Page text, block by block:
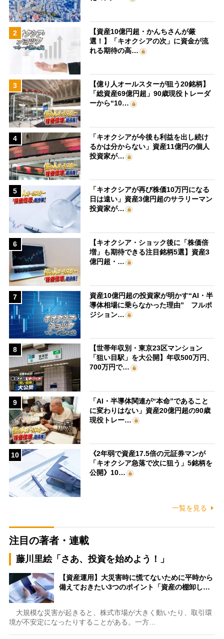
2
【資産10億円超・かんちさんが厳
選！】「キオクシアの次」に資金が流
れる期待の高…
3
【億り人オールスターが狙う20銘柄】
「総資産69億円超」90歳現役トレーダ
ーから“10…
4
「キオクシアが今後も利益を出し続け
るかは分からない」資産11億円の個人
投資家が…
5
「キオクシアが再び株価10万円になる
日は遠い」資産3億円超のサラリーマン
投資家が…
6
【キオクシア・ショック後に「株価倍
増」も期待できる注目銘柄5選】資産3
億円超・…
7
資産10億円超の投資家が明かす“AI・半
導体相場に乗らなかった理由” フルポ
ジション…
8
【世帯年収別・東京23区マンション
「狙い目駅」を大公開】年収500万円、
700万円で…
9
「AI・半導体関連が“本命”であること
に変わりはない」資産20億円超の90歳
現役トレー…
10
《2年弱で資産17.5倍の元証券マンが
「キオクシア急落で次に狙う」5銘柄を
公開》10…
一覧を見る
注目の著者・連載
藤川里絵「さあ、投資を始めよう！」
【資産運用】大災害時に慌てないために平時から
備えておきたい3つのポイント「資産の棚卸し…
大規模な災害が起きると、株式市場が大きく動いたり、取引環
境が不安定になったりすることがある。一方…